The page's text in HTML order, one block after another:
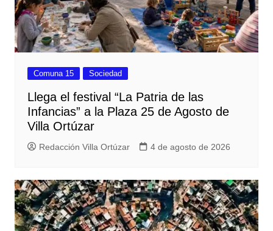
Comuna 15 Sociedad
Llega el festival “La Patria de las
Infancias” a la Plaza 25 de Agosto de
Villa Ortúzar
Redacción Villa Ortúzar 4 de agosto de 2026